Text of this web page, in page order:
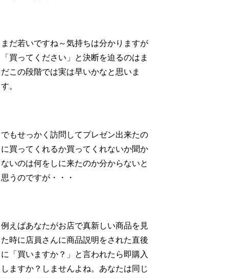
まだ若いですね～気持ちは分かりますが
「買ってください」と決断を迫るのはま
だこの段階では実は早いかなと思いま
す。
でもせっかく訪問してプレゼン出来たの
に買ってくれるか買ってくれないか聞か
ないのは何をしに来たのか分からないと
思うのですが・・・
例えばあなたがお店で真新しい商品を見
た時に店員さんに商品説明をされた直後
に「買いますか？」と言われたら即購入
しますか？しませんよね。あなたは同じ